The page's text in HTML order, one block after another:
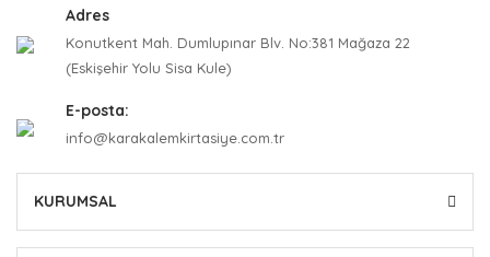
Adres
Konutkent Mah. Dumlupınar Blv. No:381 Mağaza 22
(Eskişehir Yolu Sisa Kule)
E-posta:
info@karakalemkirtasiye.com.tr
KURUMSAL